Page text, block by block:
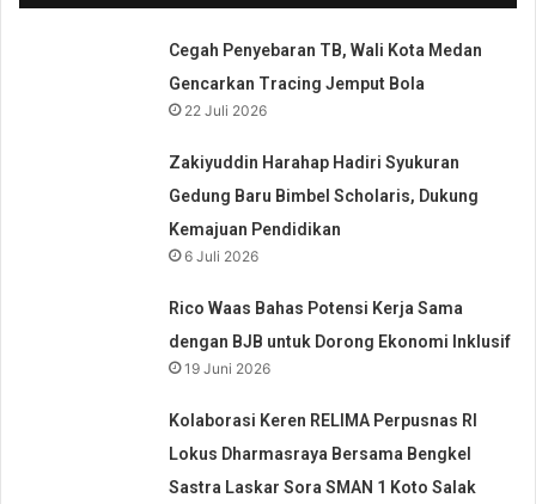
Cegah Penyebaran TB, Wali Kota Medan
Gencarkan Tracing Jemput Bola
22 Juli 2026
Zakiyuddin Harahap Hadiri Syukuran
Gedung Baru Bimbel Scholaris, Dukung
Kemajuan Pendidikan
6 Juli 2026
Rico Waas Bahas Potensi Kerja Sama
dengan BJB untuk Dorong Ekonomi Inklusif
19 Juni 2026
Kolaborasi Keren RELIMA Perpusnas RI
Lokus Dharmasraya Bersama Bengkel
Sastra Laskar Sora SMAN 1 Koto Salak